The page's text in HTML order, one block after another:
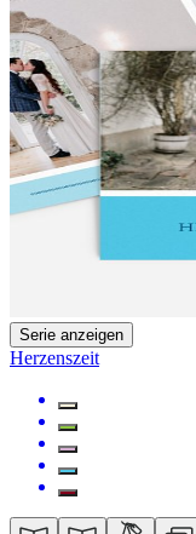
Serie anzeigen
Herzenszeit